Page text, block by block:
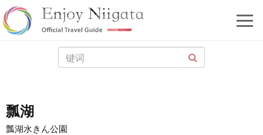
瓢湖
瓢湖水きん公園